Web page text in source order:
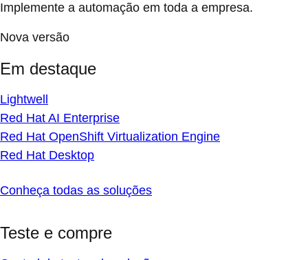
Implemente a automação em toda a empresa.
Nova versão
Em destaque
Lightwell
Red Hat AI Enterprise
Red Hat OpenShift Virtualization Engine
Red Hat Desktop
Conheça todas as soluções
Teste e compre